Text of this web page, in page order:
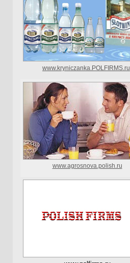
www.kryniczanka.POLFIRMS.ru
www.agrosnova.polish.ru